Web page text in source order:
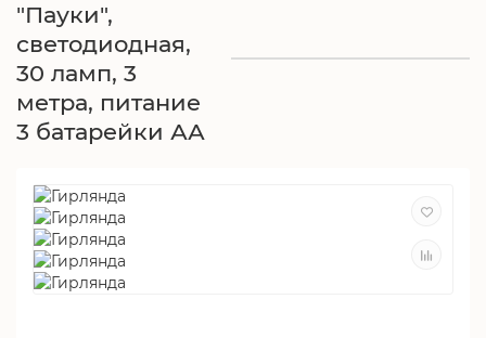
"Пауки",
светодиодная,
30 ламп, 3
метра, питание
3 батарейки АА